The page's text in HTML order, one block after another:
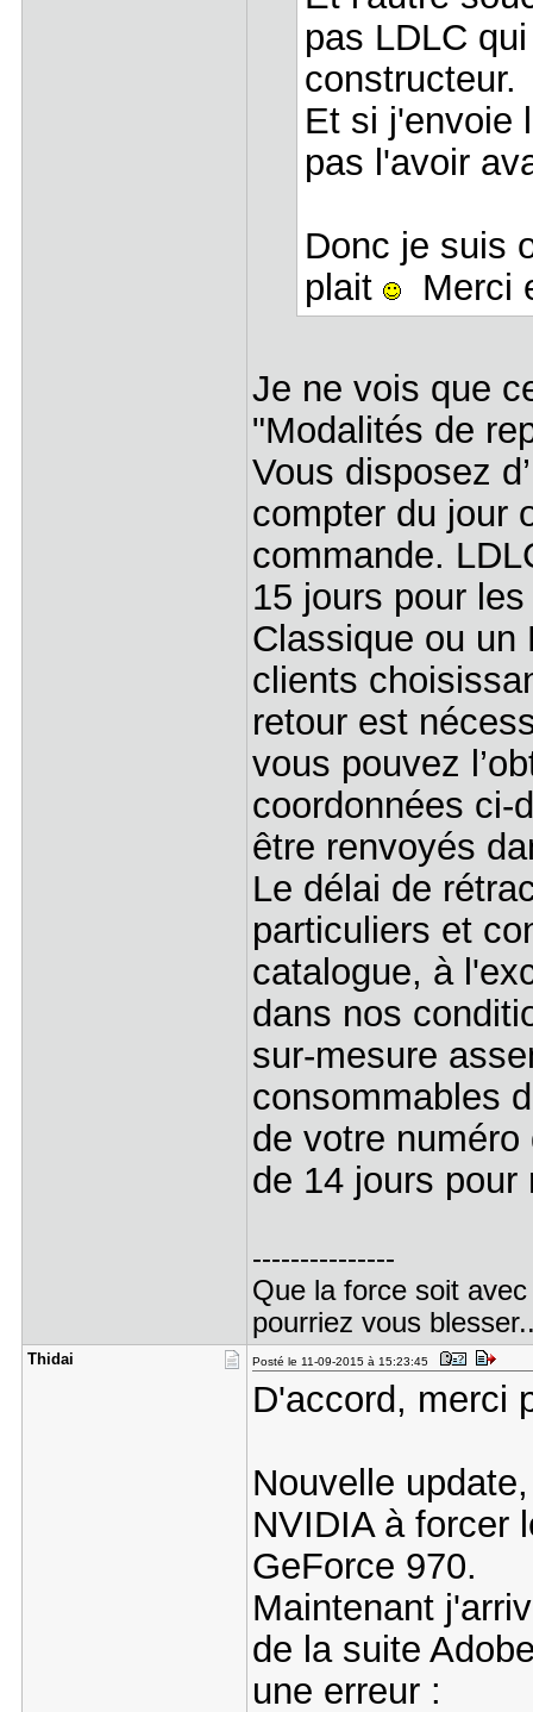
pas LDLC
Et si j'envoie
pas l'avoir
Donc je suis
plait
Merci
Je ne vois que
"Modalités de
Vous disposez
compter du jour
commande.
15 jours pour
Classique ou un
clients
retour est
vous pouvez
coordonnées ci-
être renvoyés
Le délai de
particuliers et
catalogue, à
dans nos
sur-mesure
consommables
de votre
de 14 jours pour
---------------
Que la force soit
pourriez vous
Thidai Posté le 11-09-2015 à 15:23:45
D'accord, merci
Nouvelle
NVIDIA à forcer
GeForce 970.
Maintenant
de la suite
une erreur :